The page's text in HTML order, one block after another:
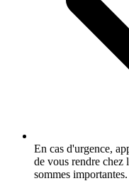
En cas d'urgence,
de vous rendre chez
sommes importantes.